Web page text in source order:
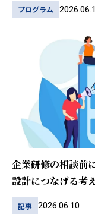
プログラム
企業研修の相談前
設計につなげる考
記事 2026.06.10